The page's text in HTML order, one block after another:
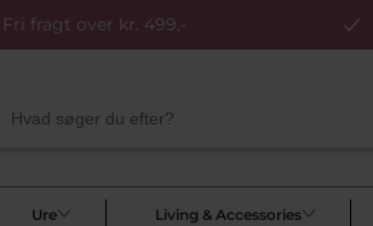
Fri fragt over kr. 499,-
Ure Living & Accessories